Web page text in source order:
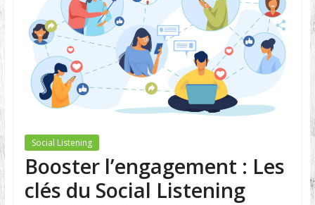
Social Listening
Booster l’engagement : Les
clés du Social Listening